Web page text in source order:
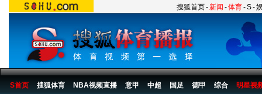
搜狐首页-新闻 -体育-S-
S首页 搜狐体育 NBA视频直播 意甲 中超 国足 德甲 综合 明星视